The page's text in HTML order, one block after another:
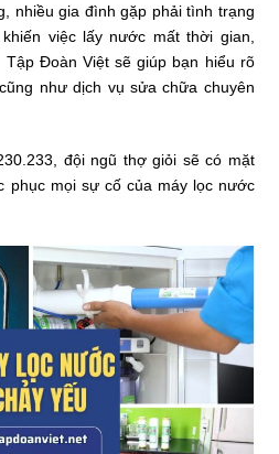
nhiều gia đình gặp phải tình trạng
khiến việc lấy nước mất thời gian,
Đoàn Việt sẽ giúp bạn hiểu rõ
như dịch vụ sửa chữa chuyên
đội ngũ thợ giỏi sẽ có mặt
phục mọi sự cố của máy lọc nước